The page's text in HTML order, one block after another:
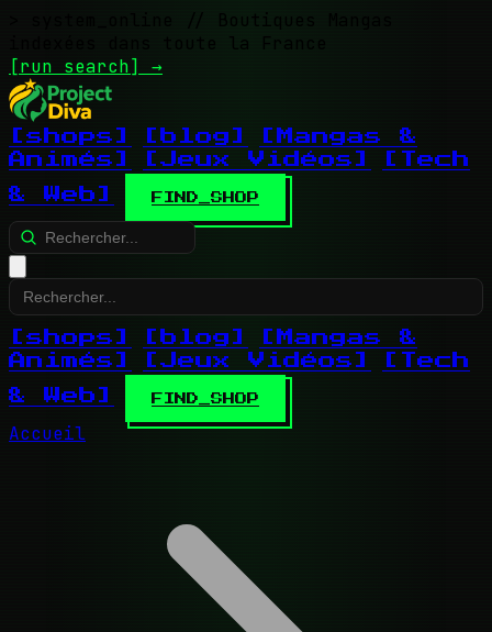
// Boutiques Mangas
indexées dans toute la France
[run search] →
[shops] [blog]
[Mangas &
Animés]
[Jeux Vidéos]
[Tech
& Web]
FIND_SHOP
[shops] [blog]
[Mangas &
Animés]
[Jeux Vidéos]
[Tech
& Web]
FIND_SHOP
Accueil